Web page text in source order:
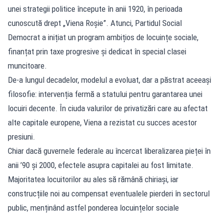
unei strategii politice începute în anii 1920, în perioada
cunoscută drept „Viena Roșie”. Atunci, Partidul Social
Democrat a inițiat un program ambițios de locuințe sociale,
finanțat prin taxe progresive și dedicat în special clasei
muncitoare.
De-a lungul decadelor, modelul a evoluat, dar a păstrat aceeași
filosofie: intervenția fermă a statului pentru garantarea unei
locuiri decente. În ciuda valurilor de privatizări care au afectat
alte capitale europene, Viena a rezistat cu succes acestor
presiuni.
Chiar dacă guvernele federale au încercat liberalizarea pieței în
anii ’90 și 2000, efectele asupra capitalei au fost limitate.
Majoritatea locuitorilor au ales să rămână chiriași, iar
construcțiile noi au compensat eventualele pierderi în sectorul
public, menținând astfel ponderea locuințelor sociale